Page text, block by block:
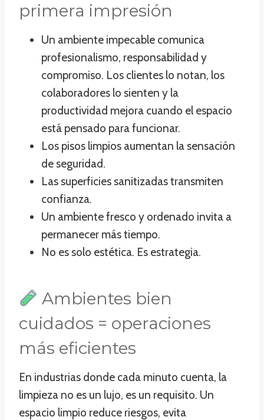
primera impresión
Un ambiente impecable comunica
profesionalismo, responsabilidad y
compromiso. Los clientes lo notan, los
colaboradores lo sienten y la
productividad mejora cuando el espacio
está pensado para funcionar.
Los pisos limpios aumentan la sensación
de seguridad.
Las superficies sanitizadas transmiten
confianza.
Un ambiente fresco y ordenado invita a
permanecer más tiempo.
No es solo estética. Es estrategia.
Ambientes bien
cuidados = operaciones
más eficientes
En industrias donde cada minuto cuenta, la
limpieza no es un lujo, es un requisito. Un
espacio limpio reduce riesgos, evita